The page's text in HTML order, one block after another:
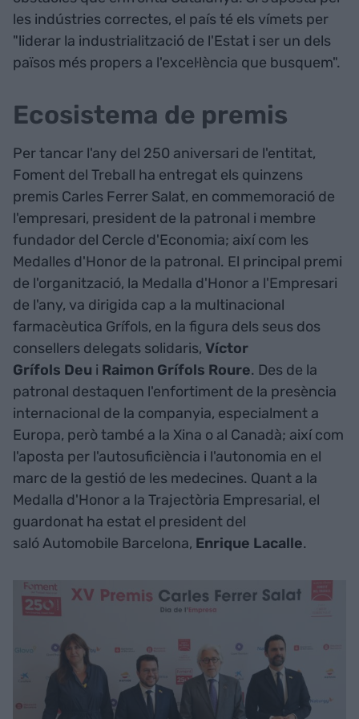
les indústries correctes, el país té els vímets per
"liderar la industrialització de l'Estat i ser un dels
països més propers a l'excel·lència que busquem".
Ecosistema de premis
Per tancar l'any del 250 aniversari de l'entitat,
Foment del Treball ha entregat els quinzens
premis Carles Ferrer Salat, en commemoració de
l'empresari, president de la patronal i membre
fundador del Cercle d'Economia; així com les
Medalles d'Honor de la patronal. El principal premi
de l'organització, la Medalla d'Honor a l'Empresari
de l'any, va dirigida cap a la multinacional
farmacèutica Grífols, en la figura dels seus dos
consellers delegats solidaris, Víctor
Grífols Deu i Raimon Grífols Roure. Des de la
patronal destaquen l'enfortiment de la presència
internacional de la companyia, especialment a
Europa, però també a la Xina o al Canadà; així com
l'aposta per l'autosuficiència i l'autonomia en el
marc de la gestió de les medecines. Quant a la
Medalla d'Honor a la Trajectòria Empresarial, el
guardonat ha estat el president del
saló Automobile Barcelona, Enrique Lacalle.